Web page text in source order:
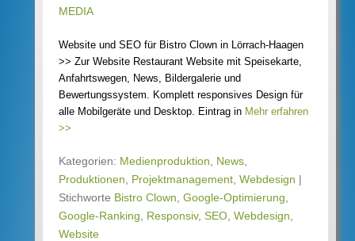
MEDIA
Website und SEO für Bistro Clown in Lörrach-Haagen
>> Zur Website Restaurant Website mit Speisekarte,
Anfahrtswegen, News, Bildergalerie und
Bewertungssystem. Komplett responsives Design für
alle Mobilgeräte und Desktop. Eintrag in Mehr erfahren
>>
Kategorien: Medienproduktion News
Produktionen
Projektmanagement Webdesign |
Stichworte Bistro Clown Google-Optimierung
Google-Ranking
Responsiv, SEO Webdesign
Website